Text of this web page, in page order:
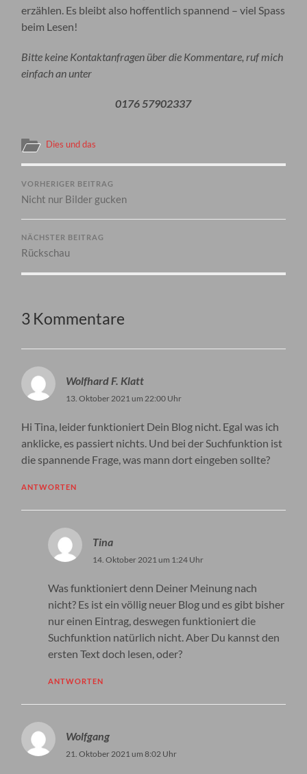
erzählen. Es bleibt also hoffentlich spannend – viel Spass
beim Lesen!
Bitte keine Kontaktanfragen über die Kommentare, ruf mich
einfach an unter
0176 57902337
Dies und das
VORHERIGER BEITRAG
Nicht nur Bilder gucken
NÄCHSTER BEITRAG
Rückschau
3 Kommentare
Wolfhard F. Klatt
13. Oktober 2021 um 22:00 Uhr
Hi Tina, leider funktioniert Dein Blog nicht. Egal was ich
anklicke, es passiert nichts. Und bei der Suchfunktion ist
die spannende Frage, was mann dort eingeben sollte?
ANTWORTEN
Tina
14. Oktober 2021 um 1:24 Uhr
Was funktioniert denn Deiner Meinung nach
nicht? Es ist ein völlig neuer Blog und es gibt bisher
nur einen Eintrag, deswegen funktioniert die
Suchfunktion natürlich nicht. Aber Du kannst den
ersten Text doch lesen, oder?
ANTWORTEN
Wolfgang
21. Oktober 2021 um 8:02 Uhr